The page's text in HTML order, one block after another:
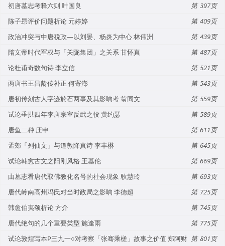
初唐墓志考释六则 叶国良
397
陈子昻评价问题析论 元婷婷
409
政治冲突与中唐税政—以刘晏、杨炎为中心 林伟洲
439
隋文帝时代军权与「关陇集团」之关系 甘怀真
487
论杜甫奇数句诗 李立信
521
两唐书王昌龄传补正 何寄澎
543
唐初传刻古人字迹於石两事及其影响考 翁同文
559
试论垂拱四年李唐宗室反武之役 黄约瑟
589
唐鱼二种 庄申
611
孟郊「列仙文」与道教降真诗 李丰楙
645
试论韩愈古文之阳刚风格 王基伦
669
由墓志看唐代取佛教化名号的社会现象 耿慧玲
693
唐代岭南高州冯氏对当时政局之影响 李德超
725
韩愈伯夷颂析论 方介
745
唐代绝句的几个重要类型 施逢雨
775
试论敦煌写本P三九一○对考察「张骞乘槎」故事之价值 郑阿财
801